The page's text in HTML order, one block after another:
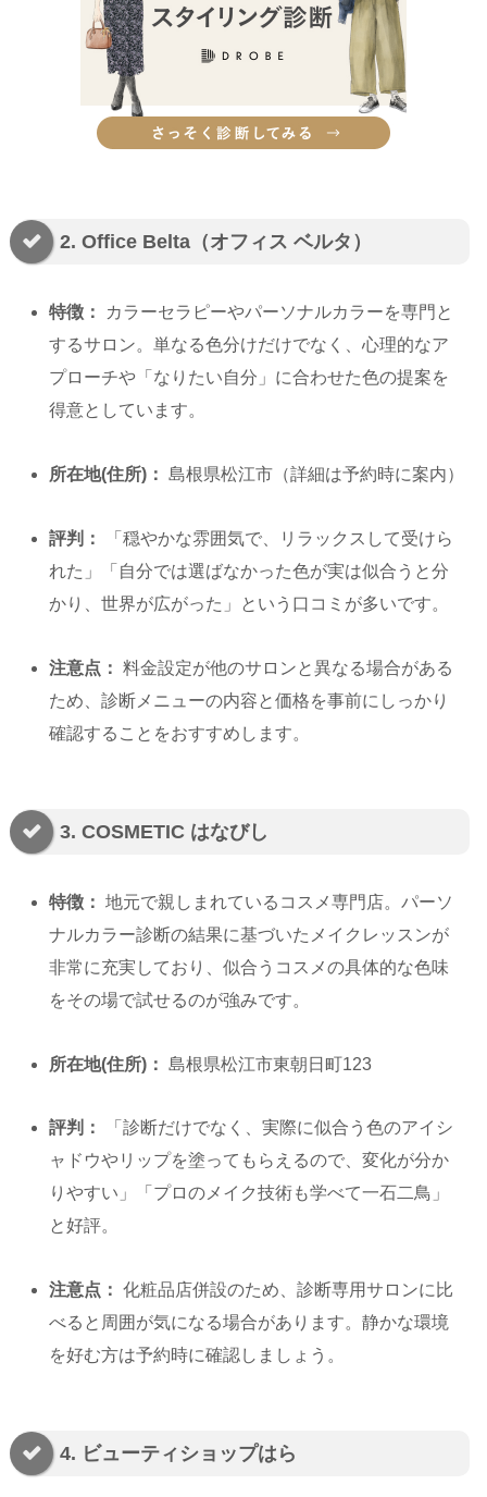
2. Office Belta（オフィス ベルタ）
特徴：
カラーセラピーやパーソナルカラーを専門と
するサロン。単なる色分けだけでなく、心理的なア
プローチや「なりたい自分」に合わせた色の提案を
得意としています。
所在地(住所)： 島根県松江市（詳細は予約時に案内）
評判：
「穏やかな雰囲気で、リラックスして受けら
れた」「自分では選ばなかった色が実は似合うと分
かり、世界が広がった」という口コミが多いです。
注意点： 料金設定が他のサロンと異なる場合がある
ため、診断メニューの内容と価格を事前にしっかり
確認することをおすすめします。
3. COSMETIC はなびし
特徴： 地元で親しまれているコスメ専門店。パーソ
ナルカラー診断の結果に基づいたメイクレッスンが
非常に充実しており、似合うコスメの具体的な色味
をその場で試せるのが強みです。
所在地(住所)： 島根県松江市東朝日町123
評判：
「診断だけでなく、実際に似合う色のアイシ
ャドウやリップを塗ってもらえるので、変化が分か
りやすい」「プロのメイク技術も学べて一石二鳥」
と好評。
注意点： 化粧品店併設のため、診断専用サロンに比
べると周囲が気になる場合があります。静かな環境
を好む方は予約時に確認しましょう。
4. ビューティショップはら